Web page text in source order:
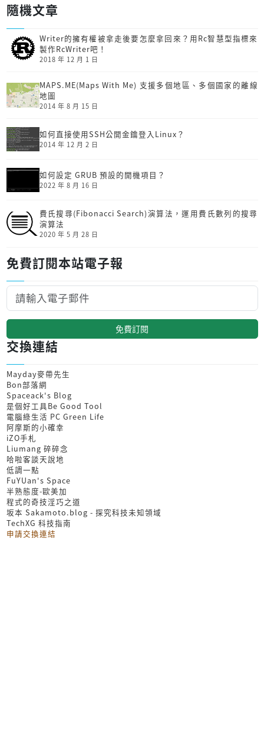
隨機文章
Writer的擁有權被拿走後要怎麼拿回來？用Rc智慧型指標來
製作RcWriter吧！
2018 年 12 月 1 日
MAPS.ME(Maps With Me) 支援多個地區、多個國家的離線
地圖
2014 年 8 月 15 日
如何直接使用SSH公開金鑰登入Linux？
2014 年 12 月 2 日
如何設定 GRUB 預設的開機項目？
2022 年 8 月 16 日
費氏搜尋(Fibonacci Search)演算法，運用費氏數列的搜尋
演算法
2020 年 5 月 28 日
免費訂閱本站電子報
免費訂閱
交換連結
Mayday麥帶先生
Bon部落網
Spaceack's Blog
是個好工具Be Good Tool
電腦綠生活 PC Green Life
阿摩斯的小確幸
iZO手札
Liumang 碎碎念
哈啦客談天說地
低調一點
FuYUan's Space
半熟態度-歐美加
程式的奇技淫巧之道
坂本 Sakamoto.blog - 探究科技未知領域
TechXG 科技指南
申請交換連結